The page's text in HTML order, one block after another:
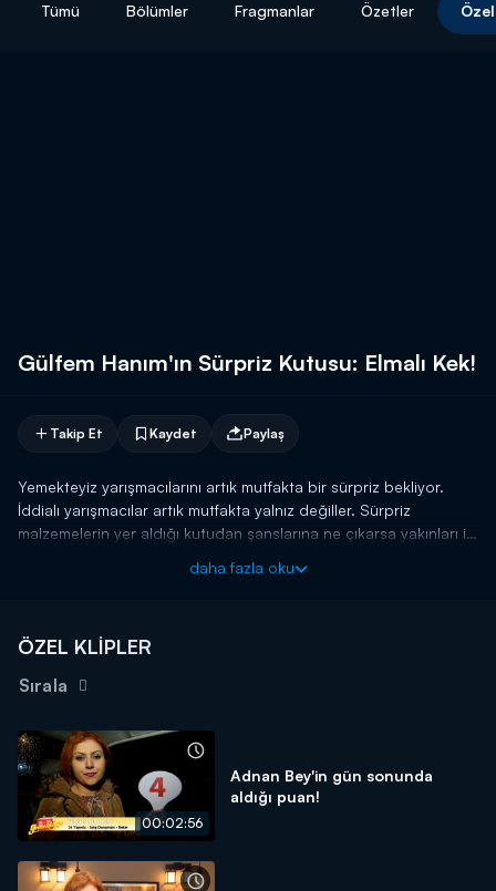
Tümü Bölümler Fragmanlar Özetler
Gülfem Hanım'ın Sürpriz Kutusu: Elmalı Kek!
Takip Et Kaydet Paylaş
Yemekteyiz yarışmacılarını artık mutfakta bir sürpriz bekliyor.
İddialı yarışmacılar artık mutfakta yalnız değiller. Sürpriz
malzemelerin yer aldığı kutudan şanslarına ne çıkarsa yakınları ile
dökecekler. Gülfem Hanım'ın sürpriz kutusunda "Elmalı Kek" vardı!
daha fazla oku
ÖZEL KLİPLER
Sırala
00:02:56
Adnan Bey'in gün sonunda
aldığı puan!